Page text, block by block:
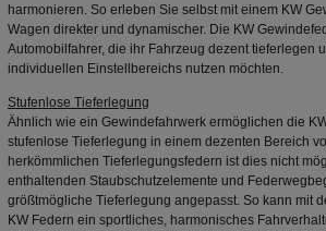
harmonieren. So erleben Sie selbst mit einem KW
Wagen direkter und dynamischer. Die KW
Automobilfahrer, die ihr Fahrzeug dezent tieferlegen
individuellen Einstellbereichs nutzen möchten.
Stufenlose Tieferlegung
Ähnlich wie ein Gewindefahrwerk ermöglichen die
stufenlose Tieferlegung in einem dezenten Bereich
herkömmlichen Tieferlegungsfedern ist dies nicht
enthaltenden Staubschutzelemente und
größtmögliche Tieferlegung angepasst. So kann mit
KW Federn ein sportliches, harmonisches